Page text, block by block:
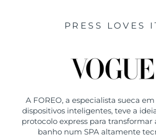
PRESS LOVES
A FOREO, a especialista sueca
dispositivos inteligentes, teve a
protocolo express para transformar
banho num SPA altamente